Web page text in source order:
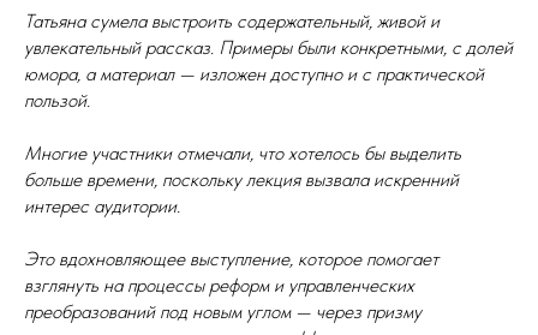
Татьяна сумела выстроить содержательный, живой и
увлекательный рассказ. Примеры были конкретными, с долей
юмора, а материал — изложен доступно и с практической
пользой.
Многие участники отмечали, что хотелось бы выделить
больше времени, поскольку лекция вызвала искренний
интерес аудитории.
Это вдохновляющее выступление, которое помогает
взглянуть на процессы реформ и управленческих
преобразований под новым углом — через призму